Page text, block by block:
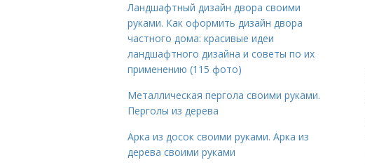
Ландшафтный дизайн двора своими
руками. Как оформить дизайн двора
частного дома: красивые идеи
ландшафтного дизайна и советы по их
применению (115 фото)
Металлическая пергола своими руками.
Перголы из дерева
Арка из досок своими руками. Арка из
дерева своими руками